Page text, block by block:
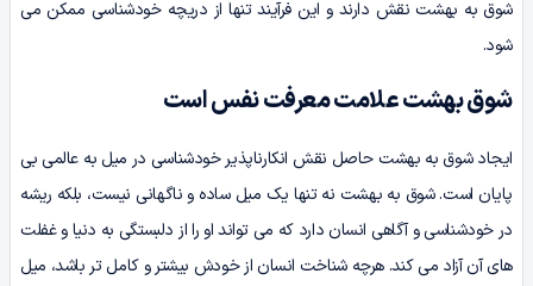
شوق به بهشت نقش دارند و این فرآیند تنها از دریچه خودشناسی ممکن می
شود.
شوق بهشت علامت معرفت نفس است
ایجاد شوق به بهشت حاصل نقش انکارناپذیر خودشناسی در میل به عالمی بی
پایان است. شوق به بهشت نه تنها یک میل ساده و ناگهانی نیست، بلکه ریشه
در خودشناسی و آگاهی انسان دارد که می تواند او را از دلبستگی به دنیا و غفلت
های آن آزاد می کند. هرچه شناخت انسان از خودش بیشتر و کامل تر باشد، میل